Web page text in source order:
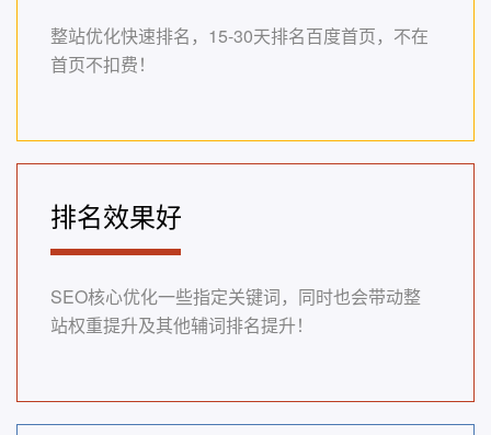
整站优化快速排名，15-30天排名百度首页，不在
首页不扣费！
排名效果好
SEO核心优化一些指定关键词，同时也会带动整
站权重提升及其他辅词排名提升！